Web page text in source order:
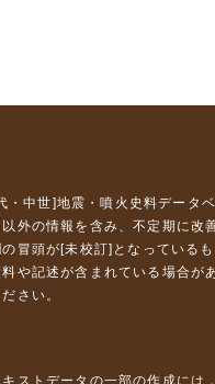
・中世]地震・噴火史料データ
外の情報を含み、不定期に改
冒頭が[未校訂]となっている
や記述が含まれている場合が
さい。
ストデータの一部の作成には